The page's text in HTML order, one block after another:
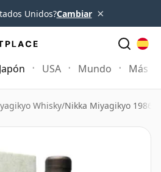
Unidos?Cambiar ×
Japón USA Mundo Más
Whisky/Nikka Miyagikyo 1986